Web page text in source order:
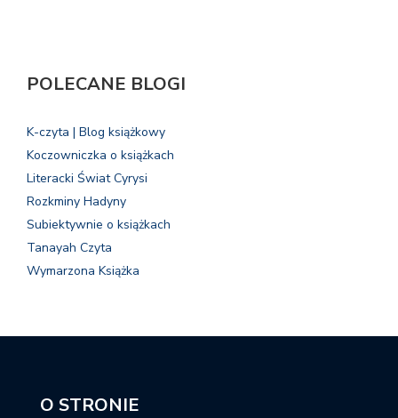
POLECANE BLOGI
K-czyta | Blog książkowy
Koczowniczka o książkach
Literacki Świat Cyrysi
Rozkminy Hadyny
Subiektywnie o książkach
Tanayah Czyta
Wymarzona Książka
O STRONIE